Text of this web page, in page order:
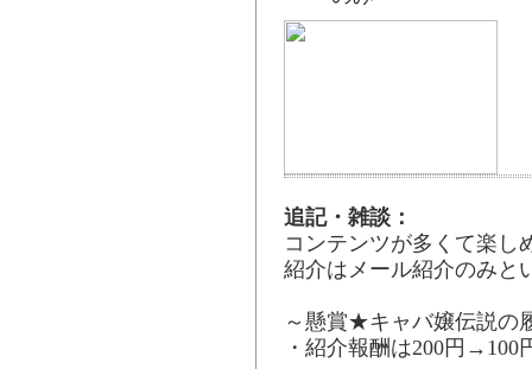
追記・雑談：
コンテンツが多くて楽し
紹介はメール紹介のみと
～懸賞★キャバ嬢伝説の
・紹介報酬は200円→100